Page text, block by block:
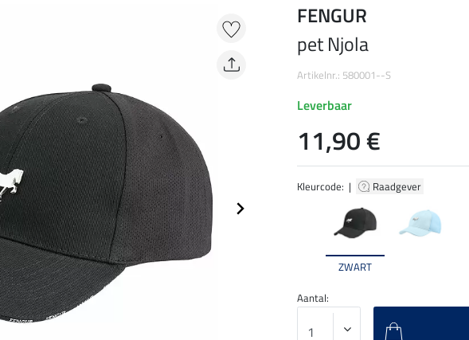
Kleurcode: | Raadgever
ZWART
FENGUR
pet Njola
Artikelnr.: 580001--S
Leverbaar
11,90 €
Aantal: